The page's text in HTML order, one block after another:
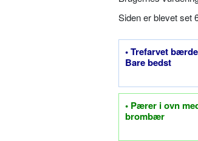
Siden er blevet set
• Trefarvet
Bare bedst
• Pærer i ovn
brombær